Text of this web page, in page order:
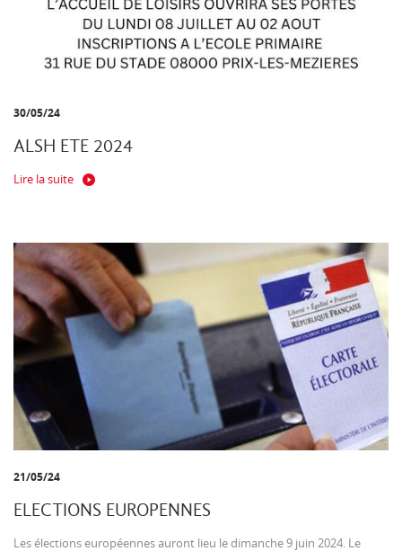
30/05/24
ALSH ETE 2024
Lire la suite
21/05/24
ELECTIONS EUROPENNES
Les élections européennes auront lieu le dimanche 9 juin 2024. Le